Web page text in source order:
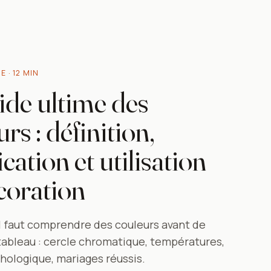
· 12 MIN
ultime des
: définition,
et utilisation
comprendre des couleurs avant de
: cercle chromatique, températures,
mariages réussis.